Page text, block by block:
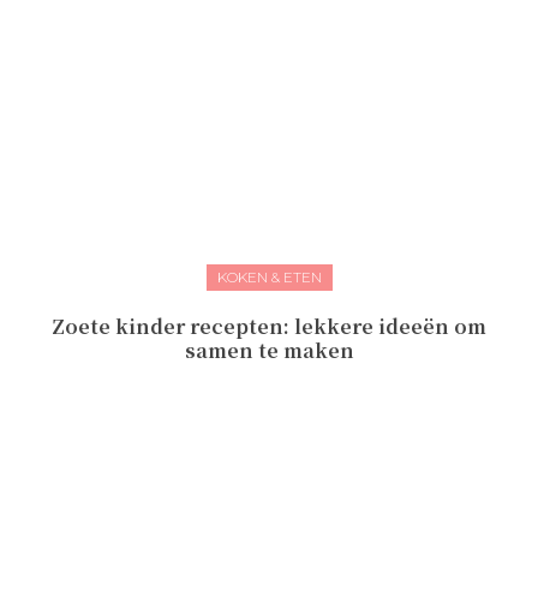
KOKEN & ETEN
Zoete kinder recepten: lekkere ideeën om
samen te maken